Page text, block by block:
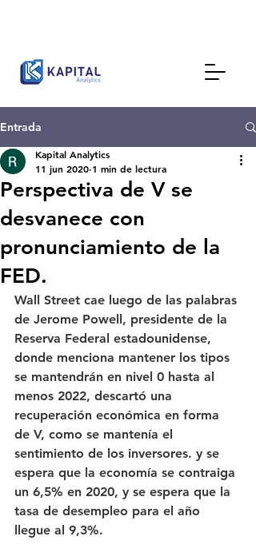
Entrada
Perspectiva de V se
desvanece con
pronunciamiento de la
FED.
Kapital Analytics
11 jun 2020 1 min de lectura
Wall Street cae luego de las palabras
de Jerome Powell, presidente de la
Reserva Federal estadounidense,
donde menciona mantener los tipos
se mantendrán en nivel 0 hasta al
menos 2022, descartó una
recuperación económica en forma
de V, como se mantenía el
sentimiento de los inversores. y se
espera que la economía se contraiga
un 6,5% en 2020, y se espera que la
tasa de desempleo para el año
llegue al 9,3%.